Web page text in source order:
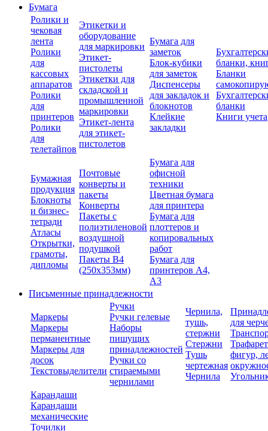
Бумага
Ролики и
чековая
лента
Ролики
для
кассовых
аппаратов
Ролики
для
принтеров
Ролики
для
телетайпов
Этикетки и
оборудование
для маркировки
Этикет-
пистолеты
Этикетки для
складской и
промышленной
маркировки
Этикет-лента
для этикет-
пистолетов
Бумага для
заметок
Блок-кубики
для заметок
Диспенсеры
для закладок и
блокнотов
Клейкие
закладки
бланки,
Бланки
бланки
Книги учета
Бумажная
продукция
Блокноты
и бизнес-
тетради
Атласы
Открытки,
грамоты,
дипломы
Почтовые
конверты и
пакеты
Конверты
Пакеты с
полиэтиленовой
воздушной
подушкой
Пакеты В4
(250х353мм)
Бумага для
офисной
техники
Цветная бумага
для принтера
Бумага для
плоттеров и
копировальных
работ
Бумага для
принтеров А4,
А3
Письменные принадлежности
Маркеры
Маркеры
перманентные
Маркеры для
досок
Текстовыделители
Ручки
Ручки гелевые
Наборы
пишущих
принадлежностей
Ручки со
стираемыми
чернилами
Чернила,
тушь,
стержни
Стержни
Тушь
чертежная
Чернила
для
фигур,
Карандаши
Карандаши
механические
Точилки